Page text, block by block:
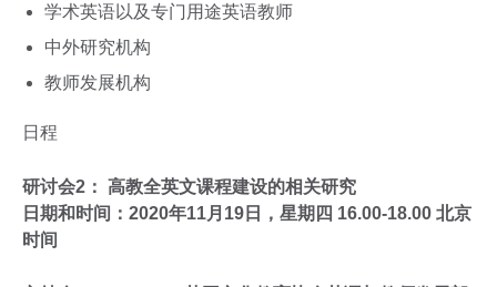
学术英语以及专门用途英语教师
中外研究机构
教师发展机构
日程
研讨会2： 高教全英文课程建设的相关研究
日期和时间：2020年11月19日，星期四 16.00-18.00 北京
时间